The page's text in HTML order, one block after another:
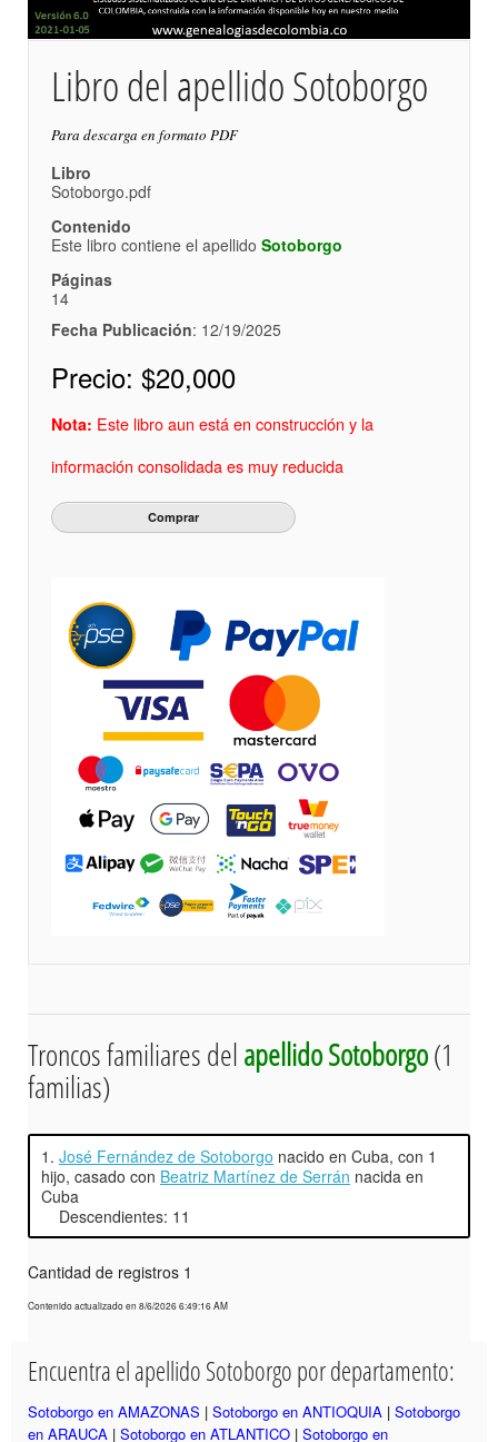
Libro del apellido Sotoborgo
Para descarga en formato PDF
Libro
Sotoborgo.pdf
Contenido
Este libro contiene el apellido Sotoborgo
Páginas
14
Fecha Publicación: 12/19/2025
Precio: $20,000
Nota: Este libro aun está en construcción y la
información consolidada es muy reducida
Troncos familiares delapellido Sotoborgo(1
familias)
1. José Fernández de Sotoborgo nacido en Cuba, con 1
hijo, casado con Beatriz Martínez de Serrán nacida en
Cuba
Descendientes: 11
Cantidad de registros 1
Contenido actualizado en 8/6/2026 6:49:16 AM
Encuentra el apellido Sotoborgo por departamento:
Sotoborgo en AMAZONAS | Sotoborgo en ANTIOQUIA | Sotoborgo
en ARAUCA | Sotoborgo en ATLANTICO | Sotoborgo en